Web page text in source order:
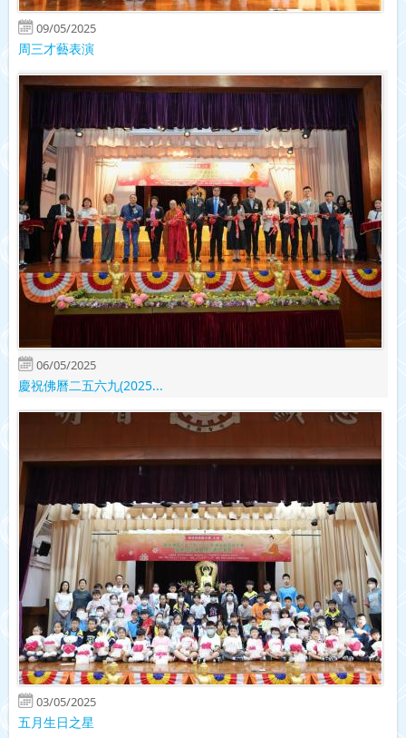
09/05/2025
周三才藝表演
06/05/2025
慶祝佛曆二五六九(2025...
03/05/2025
五月生日之星